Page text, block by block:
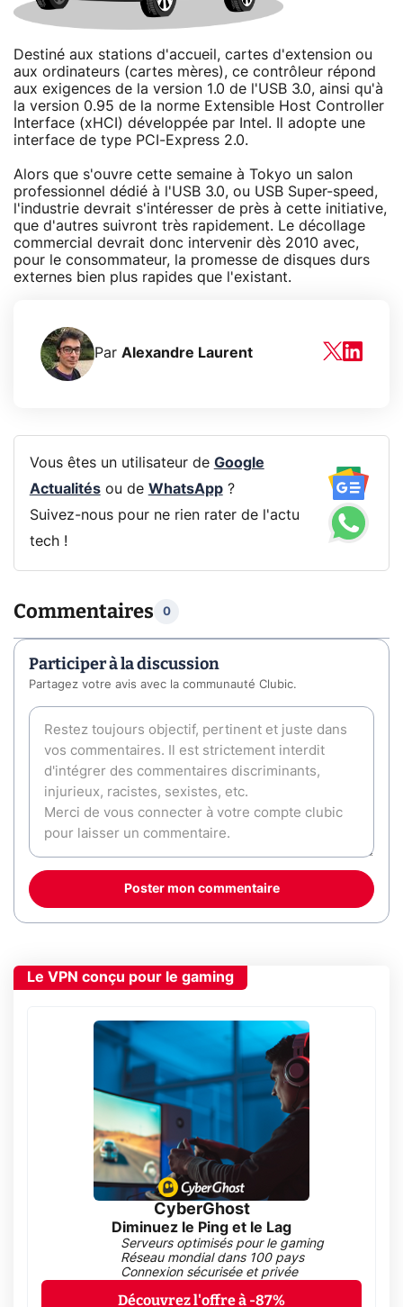
Destiné aux stations d'accueil, cartes d'extension ou
aux ordinateurs (cartes mères), ce contrôleur répond
aux exigences de la version 1.0 de l'USB 3.0, ainsi qu'à
la version 0.95 de la norme Extensible Host Controller
Interface (xHCI) développée par Intel. Il adopte une
interface de type PCI-Express 2.0.
Alors que s'ouvre cette semaine à Tokyo un salon
professionnel dédié à l'USB 3.0, ou USB Super-speed,
l'industrie devrait s'intéresser de près à cette initiative,
que d'autres suivront très rapidement. Le décollage
commercial devrait donc intervenir dès 2010 avec,
pour le consommateur, la promesse de disques durs
externes bien plus rapides que l'existant.
Par Alexandre Laurent
Vous êtes un utilisateur de Google
Actualitésou de WhatsApp?
Suivez-nous pour ne rien rater de l'actu
tech !
Commentaires 0
Participer à la discussion
Partagez votre avis avec la communauté Clubic.
Poster mon commentaire
Le VPN conçu pour le gaming
CyberGhost
Diminuez le Ping et le Lag
Serveurs optimisés pour le gaming
Réseau mondial dans 100 pays
Connexion sécurisée et privée
Découvrez l'offre à -87%